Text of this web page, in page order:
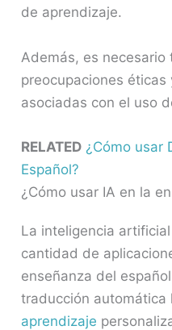
de aprendizaje.
Además, es necesario
preocupaciones éticas
asociadas con el uso
RELATED ¿Cómo usar
Español?
¿Cómo usar IA en la
La inteligencia
cantidad de
enseñanza del
traducción automática
aprendizaje